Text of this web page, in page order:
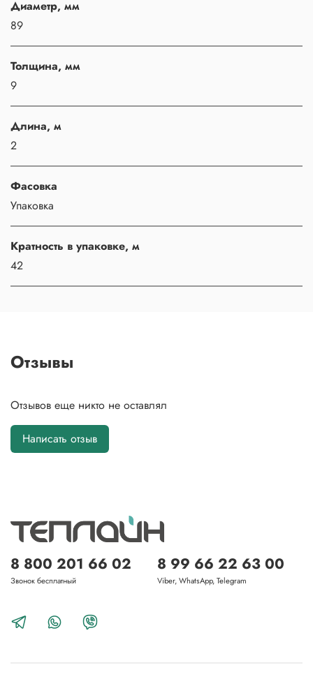
Диаметр, мм
89
Толщина, мм
9
Длина, м
2
Фасовка
Упаковка
Кратность в упаковке, м
42
Отзывы
Отзывов еще никто не оставлял
Написать отзыв
8 800 201 66 02
Звонок бесплатный
8 99 66 22 63 00
Viber, WhatsApp, Telegram